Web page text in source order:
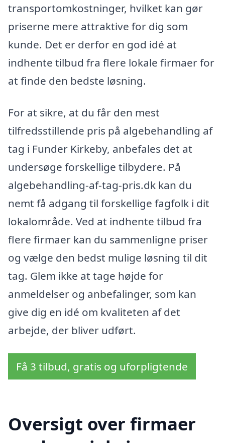
transportomkostninger, hvilket kan gør
priserne mere attraktive for dig som
kunde. Det er derfor en god idé at
indhente tilbud fra flere lokale firmaer for
at finde den bedste løsning.
For at sikre, at du får den mest
tilfredsstillende pris på algebehandling af
tag i Funder Kirkeby, anbefales det at
undersøge forskellige tilbydere. På
algebehandling-af-tag-pris.dk kan du
nemt få adgang til forskellige fagfolk i dit
lokalområde. Ved at indhente tilbud fra
flere firmaer kan du sammenligne priser
og vælge den bedst mulige løsning til dit
tag. Glem ikke at tage højde for
anmeldelser og anbefalinger, som kan
give dig en idé om kvaliteten af det
arbejde, der bliver udført.
Få 3 tilbud, gratis og uforpligtende
Oversigt over firmaer